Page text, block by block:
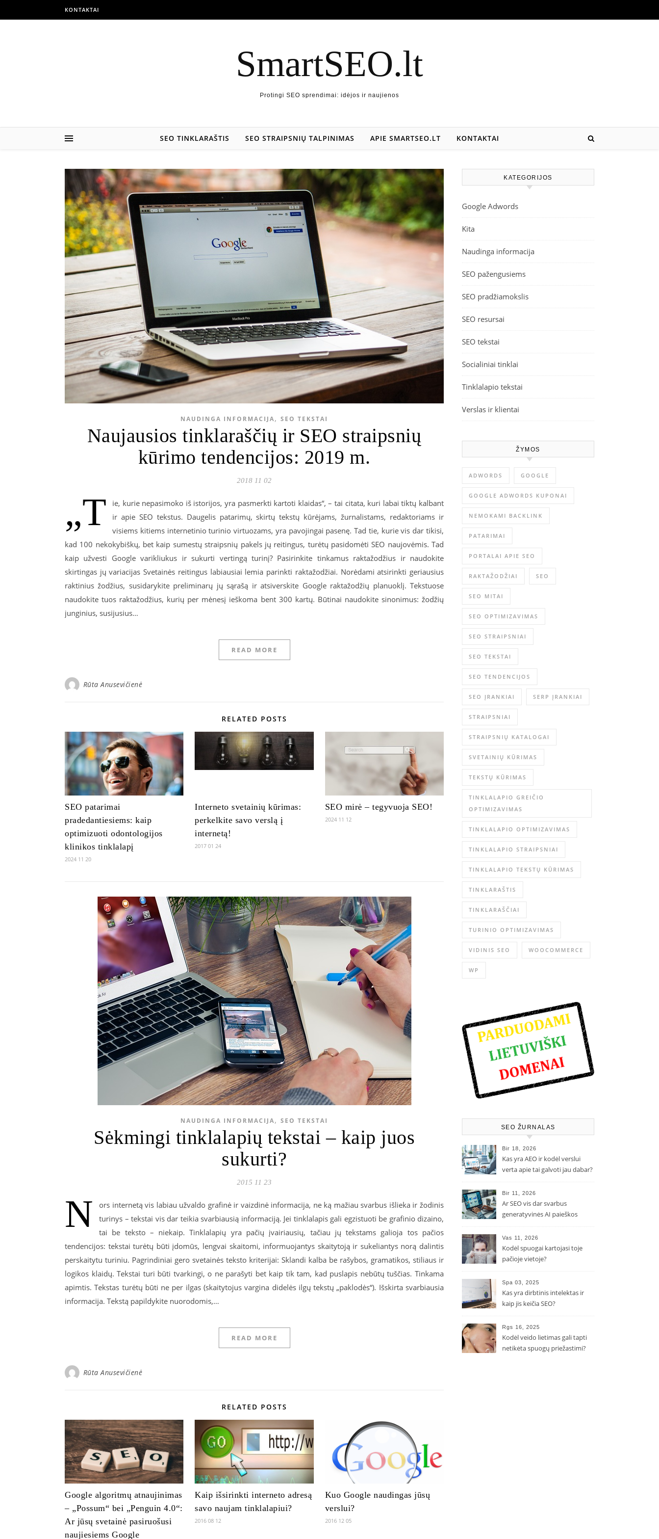
KONTAKTAI
SmartSEO.lt
Protingi SEO sprendimai: idėjos ir naujienos
SEO TINKLARAŠTIS SEO STRAIPSNIŲ TALPINIMAS APIE SMARTSEO.LT KONTAKTAI
NAUDINGA INFORMACIJA, SEO TEKSTAI
Naujausios tinklaraščių ir SEO straipsnių
kūrimo tendencijos: 2019 m.
2018 11 02
„T
ie, kurie nepasimoko iš istorijos, yra pasmerkti kartoti klaidas“, – tai citata, kuri labai tiktų kalbant
ir apie SEO tekstus. Daugelis patarimų, skirtų tekstų kūrėjams, žurnalistams, redaktoriams ir
visiems kitiems internetinio turinio virtuozams, yra pavojingai pasenę. Tad tie, kurie vis dar tikisi,
kad 100 nekokybiškų, bet kaip sumestų straipsnių pakels jų reitingus, turėtų pasidomėti SEO naujovėmis. Tad
kaip užvesti Google varikliukus ir sukurti vertingą turinį? Pasirinkite tinkamus raktažodžius ir naudokite
skirtingas jų variacijas Svetainės reitingus labiausiai lemia parinkti raktažodžiai. Norėdami atsirinkti geriausius
raktinius žodžius, susidarykite preliminarų jų sąrašą ir atsiverskite Google raktažodžių planuoklį. Tekstuose
naudokite tuos raktažodžius, kurių per mėnesį ieškoma bent 300 kartų. Būtinai naudokite sinonimus: žodžių
junginius, susijusius…
READ MORE
Rūta Anusevičienė
RELATED POSTS
SEO patarimai
pradedantiesiems: kaip
optimizuoti odontologijos
klinikos tinklalapį
2024 11 20
Interneto svetainių kūrimas:
perkelkite savo verslą į
internetą!
2017 01 24
SEO mirė – tegyvuoja SEO!
2024 11 12
NAUDINGA INFORMACIJA, SEO TEKSTAI
Sėkmingi tinklalapių tekstai – kaip juos
sukurti?
2015 11 23
N
ors internetą vis labiau užvaldo grafinė ir vaizdinė informacija, ne ką mažiau svarbus išlieka ir žodinis
turinys – tekstai vis dar teikia svarbiausią informaciją. Jei tinklalapis gali egzistuoti be grafinio dizaino,
tai be teksto – niekaip. Tinklalapių yra pačių įvairiausių, tačiau jų tekstams galioja tos pačios
tendencijos: tekstai turėtų būti įdomūs, lengvai skaitomi, informuojantys skaitytoją ir sukeliantys norą dalintis
perskaitytu turiniu. Pagrindiniai gero svetainės teksto kriterijai: Sklandi kalba be rašybos, gramatikos, stiliaus ir
logikos klaidų. Tekstai turi būti tvarkingi, o ne parašyti bet kaip tik tam, kad puslapis nebūtų tuščias. Tinkama
apimtis. Tekstas turėtų būti ne per ilgas (skaitytojus vargina didelės ilgų tekstų „paklodės“). Išskirta svarbiausia
informacija. Tekstą papildykite nuorodomis,…
READ MORE
Rūta Anusevičienė
RELATED POSTS
Google algoritmų atnaujinimas
– „Possum“ bei „Penguin 4.0“:
Ar jūsų svetainė pasiruošusi
naujiesiems Google
Kaip išsirinkti interneto adresą
savo naujam tinklalapiui?
2016 08 12
Kuo Google naudingas jūsų
verslui?
2016 12 05
KATEGORIJOS
Google Adwords
Kita
Naudinga informacija
SEO pažengusiems
SEO pradžiamokslis
SEO resursai
SEO tekstai
Socialiniai tinklai
Tinklalapio tekstai
Verslas ir klientai
ŽYMOS
ADWORDS GOOGLE
GOOGLE ADWORDS KUPONAI
NEMOKAMI BACKLINK
PATARIMAI
PORTALAI APIE SEO
RAKTAŽODŽIAI SEO
SEO MITAI
SEO OPTIMIZAVIMAS
SEO STRAIPSNIAI
SEO TEKSTAI
SEO TENDENCIJOS
SEO ĮRANKIAI SERP ĮRANKIAI
STRAIPSNIAI
STRAIPSNIŲ KATALOGAI
SVETAINIŲ KŪRIMAS
TEKSTŲ KŪRIMAS
TINKLALAPIO GREIČIO
OPTIMIZAVIMAS
TINKLALAPIO OPTIMIZAVIMAS
TINKLALAPIO STRAIPSNIAI
TINKLALAPIO TEKSTŲ KŪRIMAS
TINKLARAŠTIS
TINKLARAŠČIAI
TURINIO OPTIMIZAVIMAS
VIDINIS SEO WOOCOMMERCE
WP
SEO ŽURNALAS
Bir 18, 2026
Kas yra AEO ir kodėl verslui
verta apie tai galvoti jau dabar?
Bir 11, 2026
Ar SEO vis dar svarbus
generatyvinės AI paieškos
Vas 11, 2026
Kodėl spuogai kartojasi toje
pačioje vietoje?
Spa 03, 2025
Kas yra dirbtinis intelektas ir
kaip jis keičia SEO?
Rgs 16, 2025
Kodėl veido lietimas gali tapti
netikėta spuogų priežastimi?